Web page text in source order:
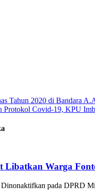
Tahun 2020 di Bandara
Protokol Covid-19, KPU
Libatkan Warga
pada DPRD